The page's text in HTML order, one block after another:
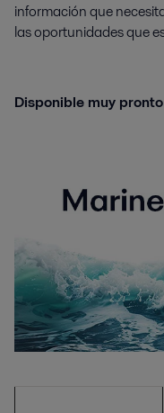
información que
las oportunidades que
Disponible muy pronto